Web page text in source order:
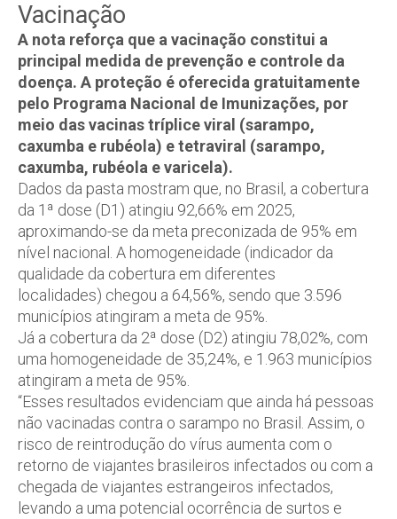
Vacinação
A nota reforça que a vacinação constitui a
principal medida de prevenção e controle da
doença. A proteção é oferecida gratuitamente
pelo Programa Nacional de Imunizações, por
meio das vacinas tríplice viral (sarampo,
caxumba e rubéola) e tetraviral (sarampo,
caxumba, rubéola e varicela).
Dados da pasta mostram que, no Brasil, a cobertura
da 1ª dose (D1) atingiu 92,66% em 2025,
aproximando-se da meta preconizada de 95% em
nível nacional. A homogeneidade (indicador da
qualidade da cobertura em diferentes
localidades) chegou a 64,56%, sendo que 3.596
municípios atingiram a meta de 95%.
Já a cobertura da 2ª dose (D2) atingiu 78,02%, com
uma homogeneidade de 35,24%, e 1.963 municípios
atingiram a meta de 95%.
“Esses resultados evidenciam que ainda há pessoas
não vacinadas contra o sarampo no Brasil. Assim, o
risco de reintrodução do vírus aumenta com o
retorno de viajantes brasileiros infectados ou com a
chegada de viajantes estrangeiros infectados,
levando a uma potencial ocorrência de surtos e